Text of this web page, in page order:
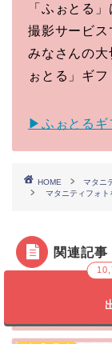
「ふぉとる
撮影サービス
みなさんの
ぉとる」ギフ
▶ふぉとるギ
HOME
マタニ
マタニティフォト
関連記事